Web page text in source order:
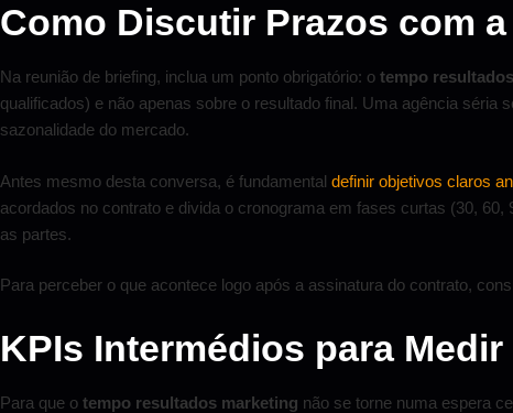
Como Discutir Prazos com
Na reunião de briefing, inclua um ponto obrigatório: o tempo
qualificados) e não apenas sobre o resultado final. Uma agência
sazonalidade do mercado.
Antes mesmo desta conversa, é fundamental definir objetivos claros
acordados no contrato e divida o cronograma em fases curtas (30,
as partes.
Para perceber o que acontece logo após a assinatura do contrato,
KPIs Intermédios para
Para que o tempo resultados marketing não se torne numa espera